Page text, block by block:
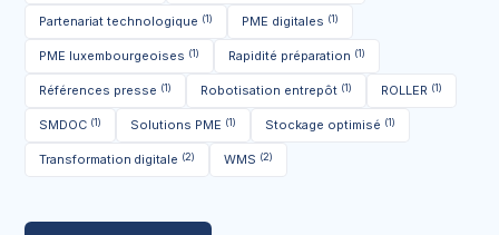
Partenariat technologique (1) PME digitales (1)
PME luxembourgeoises (1) Rapidité préparation (1)
Références presse (1) Robotisation entrepôt (1) ROLLER (1)
SMDOC (1) Solutions PME (1) Stockage optimisé (1)
Transformation digitale (2) WMS (2)